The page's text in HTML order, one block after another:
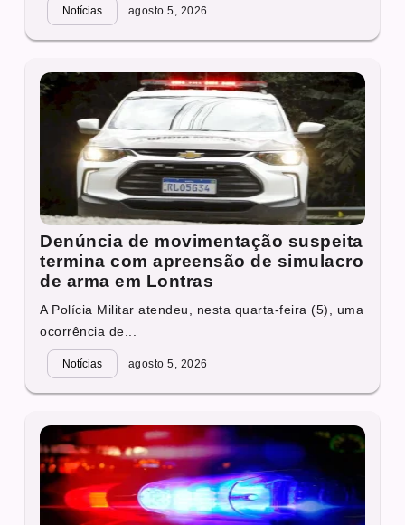
Notícias agosto 5, 2026
Denúncia de movimentação suspeita
termina com apreensão de simulacro
de arma em Lontras
A Polícia Militar atendeu, nesta quarta-feira (5), uma
ocorrência de...
Notícias agosto 5, 2026